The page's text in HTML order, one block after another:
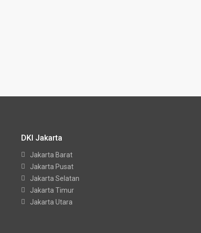
DKI Jakarta
Jakarta Barat
Jakarta Pusat
Jakarta Selatan
Jakarta Timur
Jakarta Utara